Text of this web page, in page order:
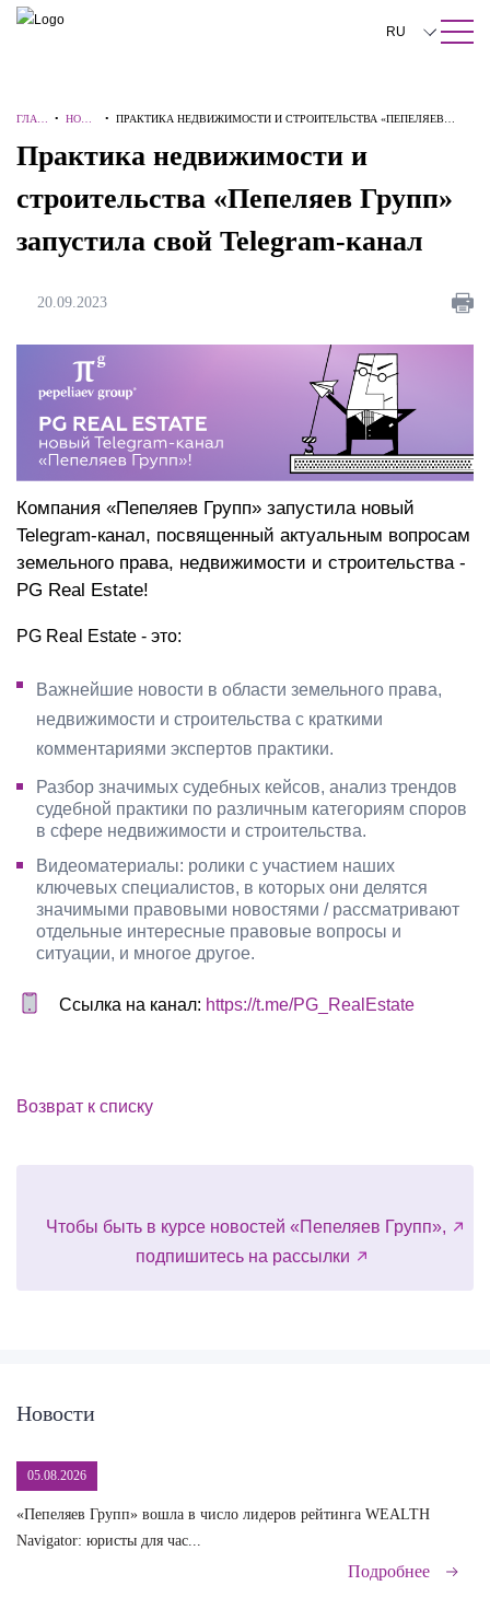
ПОИСК ПО САЙТУ Закрыть
RU
中文
Deutsch
Italiano
Español
Türkçe
ГЛАВ
•НОВО
• ПРАКТИКА НЕДВИЖИМОСТИ И СТРОИТЕЛЬСТВА «ПЕПЕЛЯЕВ
Практика недвижимости и
строительства «Пепеляев Групп»
запустила свой Telegram-канал
20.09.2023
Компания «Пепеляев Групп» запустила новый
Telegram-канал, посвященный актуальным вопросам
земельного права, недвижимости и строительства -
PG Real Estate!
PG Real Estate - это:
Важнейшие новости в области земельного права,
недвижимости и строительства с краткими
комментариями экспертов практики.
Разбор значимых судебных кейсов, анализ трендов
судебной практики по различным категориям споров
в сфере недвижимости и строительства.
Видеоматериалы: ролики с участием наших
ключевых специалистов, в которых они делятся
значимыми правовыми новостями / рассматривают
отдельные интересные правовые вопросы и
ситуации, и многое другое.
Ссылка на канал: https://t.me/PG_RealEstate
Возврат к списку
Чтобы быть в курсе новостей «Пепеляев Групп»,
подпишитесь на рассылки
Новости
05.08.2026
«Пепеляев Групп» вошла в число лидеров рейтинга WEALTH
Navigator: юристы для час...
Подробнее